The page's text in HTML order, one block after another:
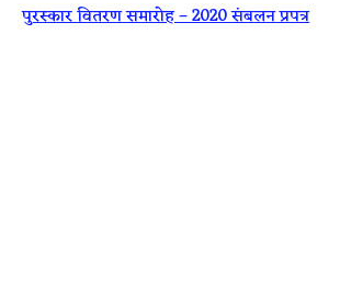
पुरस्कार वितरण समारोह – 2020 संबलन प्रपत्र